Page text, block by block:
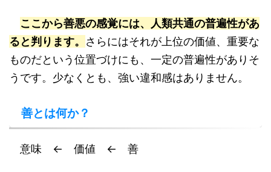
ここから善悪の感覚には、人類共通の普遍性があ
ると判ります。 さらにはそれが上位の価値、重要な
ものだという位置づけにも、一定の普遍性がありそ
うです。少なくとも、強い違和感はありません。
善とは何か？
意味 ← 価値 ← 善